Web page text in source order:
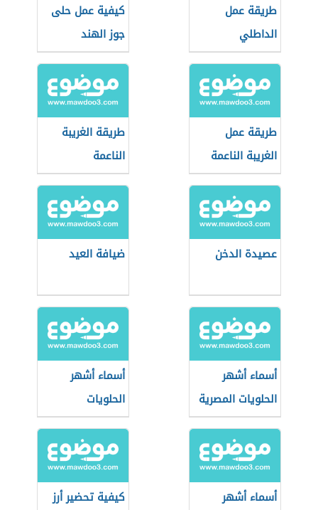
طريقة عمل
الداطلي
كيفية عمل حلى
جوز الهند
طريقة عمل
الغريبة الناعمة
طريقة الغريبة
الناعمة
عصيدة الدخن ضيافة العيد
أسماء أشهر
الحلويات المصرية
أسماء أشهر
الحلويات
الفلسطينية
أسماء أشهر
كيفية تحضير أرز